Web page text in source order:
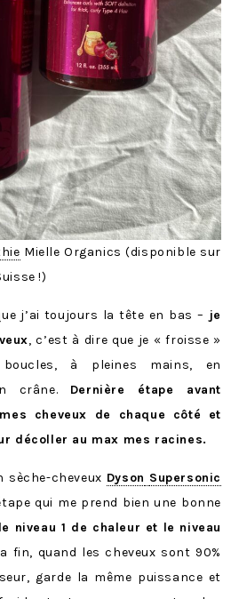
Mielle Organics (disponible sur
!)
j’ai toujours la tête en bas – je
, c’est à dire que je « froisse »
boucles, à pleines mains, en
crâne. Dernière étape avant
cheveux de chaque côté et
décoller au max mes racines.
sèche-cheveux Dyson Supersonic
qui me prend bien une bonne
niveau 1 de chaleur et le niveau
fin, quand les cheveux sont 90%
garde la même puissance et